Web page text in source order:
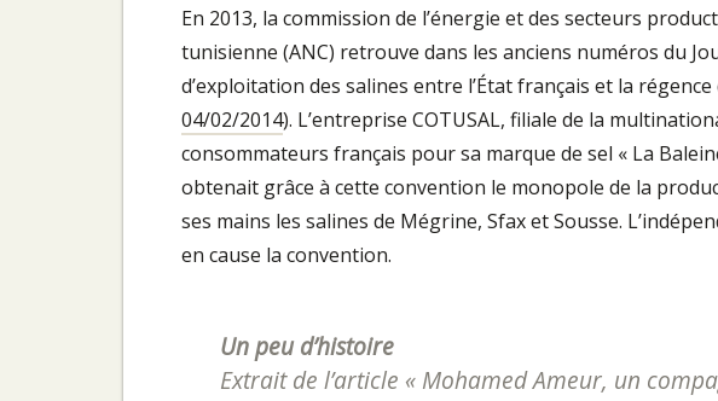
En 2013, la commission de l’énergie et des secteurs
tunisienne (ANC) re­trouve dans les anciens numéros du
d’exploita­tion des salines entre l’État français et la
04/02/2014). L’entreprise CO­TUSAL, filiale de la
consommateurs français pour sa marque de sel « La
obtenait grâce à cette convention le monopole de la
ses mains les salines de Mégrine, Sfax et Sousse.
en cause la convention.
Un peu d’histoire
Extrait de l’article « Mohamed Ameur, un